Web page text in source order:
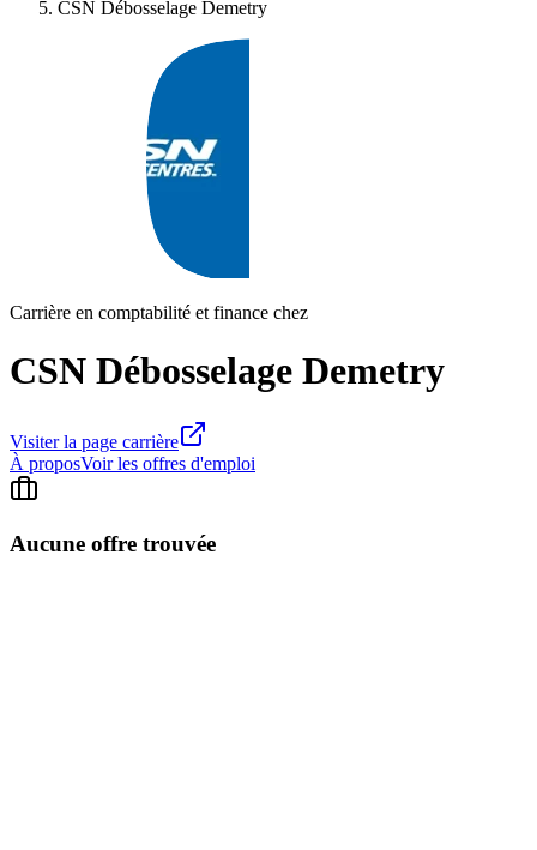
CSN Débosselage Demetry
Carrière en comptabilité et finance chez
CSN Débosselage Demetry
Visiter la page carrière
À proposVoir les offres d'emploi
Aucune offre trouvée